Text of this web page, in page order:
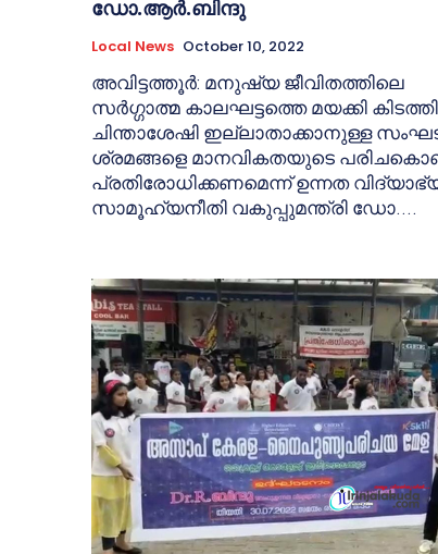
ഡോ.ആർ.ബിന്ദു
Local News October 10, 2022
അവിട്ടത്തൂർ: മനുഷ്യ ജീവിതത്തിലെ
സർഗ്ഗാത്മ കാലഘട്ടത്തെ മയക്കി കിടത്തി
ചിന്താശേഷി ഇല്ലാതാക്കാനുള്ള
ശ്രമങ്ങളെ മാനവികതയുടെ
പ്രതിരോധിക്കണമെന്ന് ഉന്നത
സാമൂഹ്യനീതി വകുപ്പുമന്ത്രി ഡോ....